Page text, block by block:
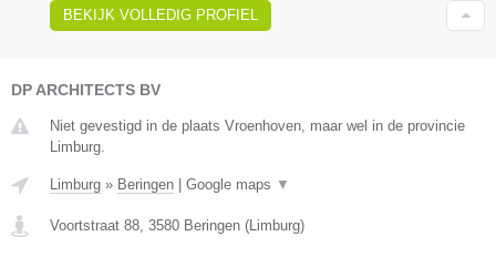
BEKIJK VOLLEDIG PROFIEL
DP ARCHITECTS BV
Niet gevestigd in de plaats Vroenhoven, maar wel in de provincie
Limburg.
Limburg » Beringen Google maps ▼
Voortstraat 88, 3580 Beringen (Limburg)